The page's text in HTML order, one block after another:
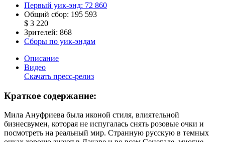
Первый уик-энд: 72 860
Общий сбор: 195 593
$ 3 220
Зрителей: 868
Сборы по уик-эндам
Описание
Видео
Скачать пресс-релиз
Краткое содержание:
Мила Ануфриева была иконой стиля, влиятельной
бизнесвумен, которая не испугалась снять розовые очки и
посмотреть на реальный мир. Странную русскую в темных